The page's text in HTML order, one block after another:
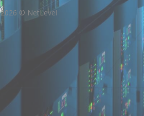
2026 © NetLevel